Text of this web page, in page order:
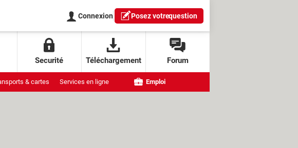
Connexion Posez votrequestion
Securité Téléchargement Forum
& cartes Services en ligne Emploi